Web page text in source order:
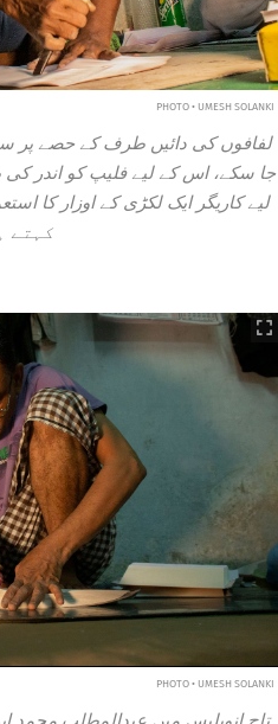
PHOTO • UMESH SOLANKI
لفافوں کی دائیں طرف کے حصے پر
جا سکے، اس کے لیے فلیپ کو اندر
لیے کاریگر ایک لکڑی کے اوزار کا
کہتے
PHOTO • UMESH SOLANKI